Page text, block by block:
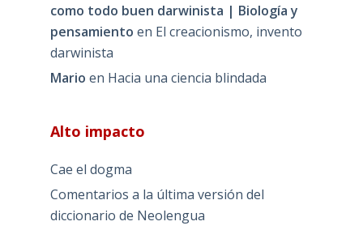
como todo buen darwinista | Biología y
pensamiento en El creacionismo, invento
darwinista
Mario en Hacia una ciencia blindada
Alto impacto
Cae el dogma
Comentarios a la última versión del
diccionario de Neolengua